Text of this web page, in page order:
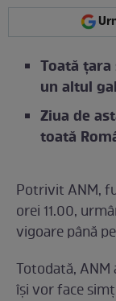
Toată
un altul
Ziua de
toată
Potrivit ANM,
orei 11.00,
vigoare până
Totodată,
își vor face